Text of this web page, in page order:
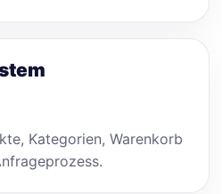
Kategorien, Warenkorb